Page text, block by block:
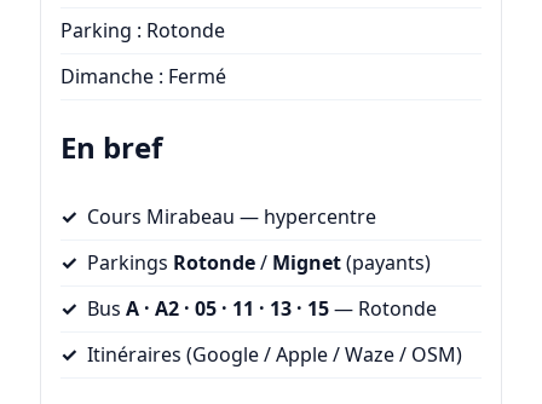
Parking : Rotonde
Dimanche : Fermé
En bref
Cours Mirabeau — hypercentre
Parkings Rotonde/ Mignet(payants)
Bus A · A2 · 05 · 11 · 13 · 15— Rotonde
Itinéraires (Google / Apple / Waze / OSM)